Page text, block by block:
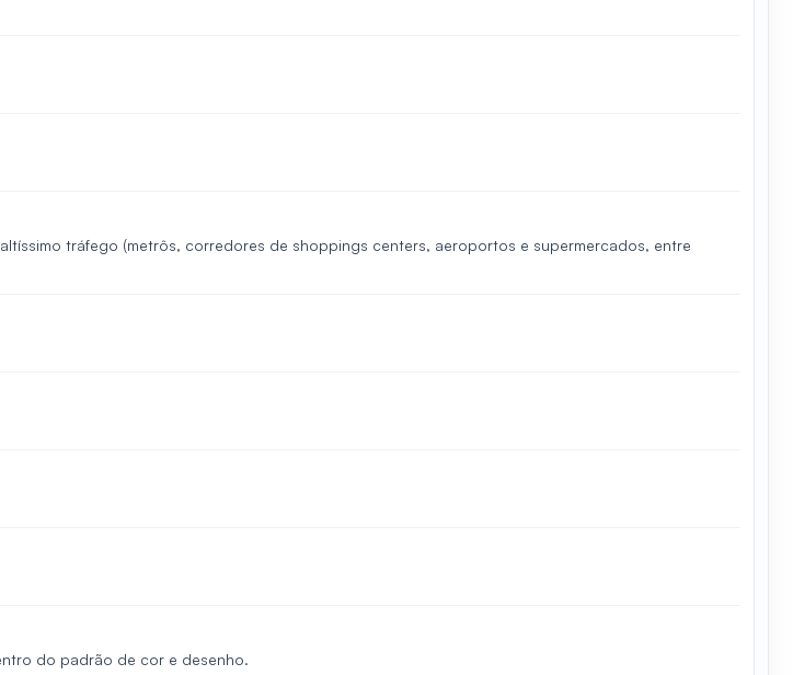
tráfego (metrôs, corredores de shoppings centers, aeroportos e supermercados, entre
do padrão de cor e desenho.